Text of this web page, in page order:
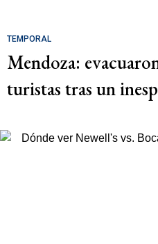
TEMPORAL
Mendoza:
turistas tras un